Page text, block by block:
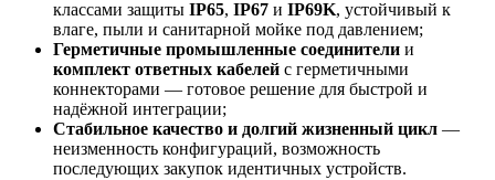
классами защиты IP65, IP67 и IP69K, устойчивый к
влаге, пыли и санитарной мойке под давлением;
Герметичные промышленные соединители и
комплект ответных кабелей с герметичными
коннекторами — готовое решение для быстрой и
надёжной интеграции;
Стабильное качество и долгий жизненный цикл —
неизменность конфигураций, возможность
последующих закупок идентичных устройств.